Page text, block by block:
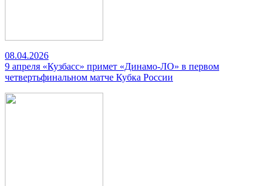
08.04.2026
9 апреля «Кузбасс» примет «Динамо-ЛО» в первом
четвертьфинальном матче Кубка России